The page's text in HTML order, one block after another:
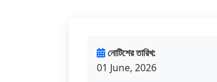
নোটিশের তারিখ:
01 June, 2026